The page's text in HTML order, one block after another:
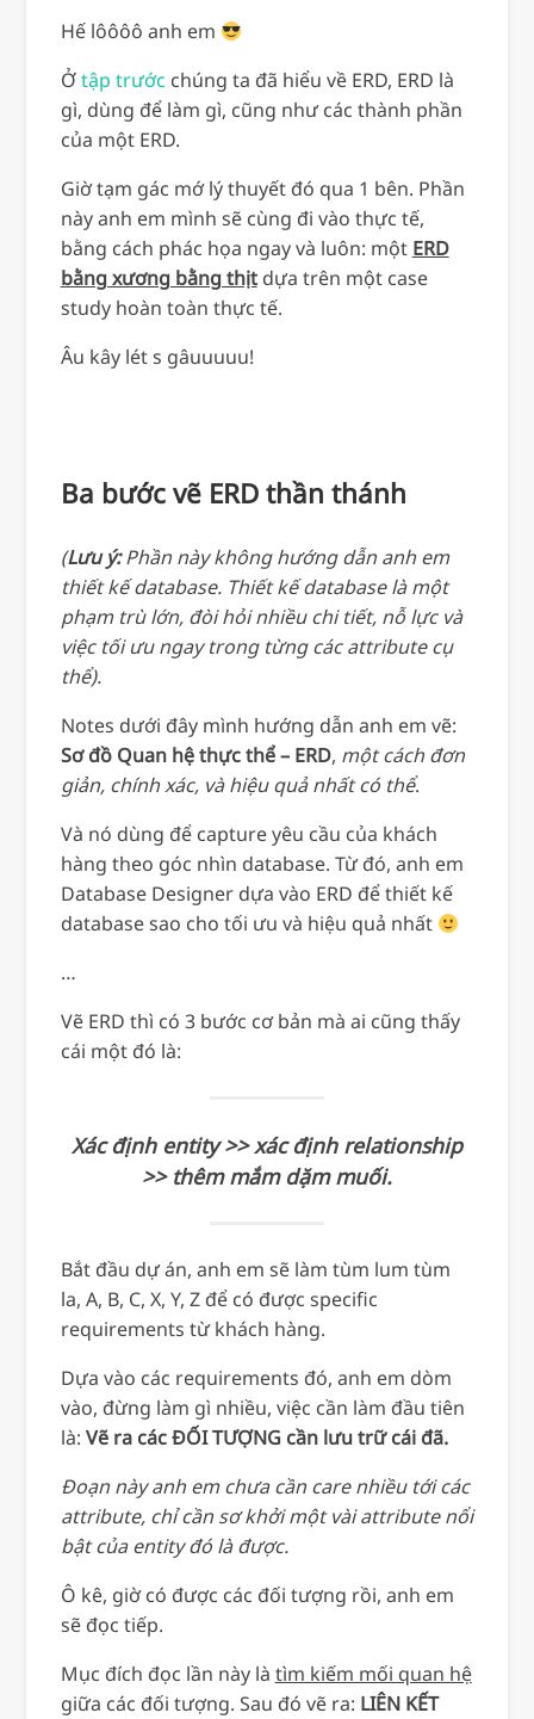
Hế lôôôô anh em
Ởtập trước chúng ta đã hiểu về ERD, ERD là
gì, dùng để làm gì, cũng như các thành phần
của một ERD.
Giờ tạm gác mớ lý thuyết đó qua 1 bên. Phần
này anh em mình sẽ cùng đi vào thực tế,
bằng cách phác họa ngay và luôn: một ERD
bằng xương bằng thịtdựa trên một case
study hoàn toàn thực tế.
Âu kây lét s gâuuuuu!
Ba bước vẽ ERD thần thánh
(Lưu ý:Phần này không hướng dẫn anh em
thiết kế database. Thiết kế database là một
phạm trù lớn, đòi hỏi nhiều chi tiết, nỗ lực và
việc tối ưu ngay trong từng các attribute cụ
thể).
Notes dưới đây mình hướng dẫn anh em vẽ:
Sơ đồ Quan hệ thực thể – ERD, một cách đơn
giản, chính xác, và hiệu quả nhất có thể.
Và nó dùng để capture yêu cầu của khách
hàng theo góc nhìn database. Từ đó, anh em
Database Designer dựa vào ERD để thiết kế
database sao cho tối ưu và hiệu quả nhất
…
Vẽ ERD thì có 3 bước cơ bản mà ai cũng thấy
cái một đó là:
Xác định entity >> xác định relationship
>> thêm mắm dặm muối.
Bắt đầu dự án, anh em sẽ làm tùm lum tùm
la, A, B, C, X, Y, Z để có được specific
requirements từ khách hàng.
Dựa vào các requirements đó, anh em dòm
vào, đừng làm gì nhiều, việc cần làm đầu tiên
là: Vẽ ra các ĐỐI TƯỢNG cần lưu trữ cái đã.
Đoạn này anh em chưa cần care nhiều tới các
attribute, chỉ cần sơ khởi một vài attribute nổi
bật của entity đó là được.
Ô kê, giờ có được các đối tượng rồi, anh em
sẽ đọc tiếp.
Mục đích đọc lần này là tìm kiếm mối quan hệ
giữa các đối tượng. Sau đó vẽ ra: LIÊN KẾT